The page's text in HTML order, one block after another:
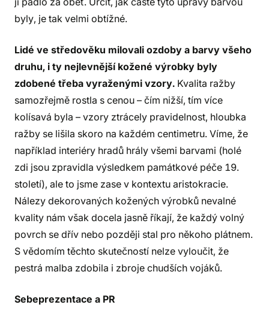
byly, je tak velmi obtížné.
Lidé ve středověku milovali ozdoby a barvy všeho
druhu, i ty nejlevnější kožené výrobky byly
zdobené třeba vyraženými vzory. Kvalita ražby
samozřejmě rostla s cenou – čím nižší, tím více
kolísavá byla – vzory ztrácely pravidelnost, hloubka
ražby se lišila skoro na každém centimetru. Víme, že
například interiéry hradů hrály všemi barvami (holé
zdi jsou zpravidla výsledkem památkové péče 19.
století), ale to jsme zase v kontextu aristokracie.
Nálezy dekorovaných kožených výrobků nevalné
kvality nám však docela jasně říkají, že každý volný
povrch se dřív nebo později stal pro někoho plátnem.
S vědomím těchto skutečností nelze vyloučit, že
pestrá malba zdobila i zbroje chudších vojáků.
Sebeprezentace a PR